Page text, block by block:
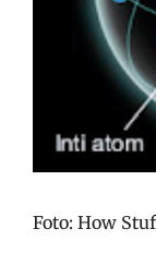
Foto: How